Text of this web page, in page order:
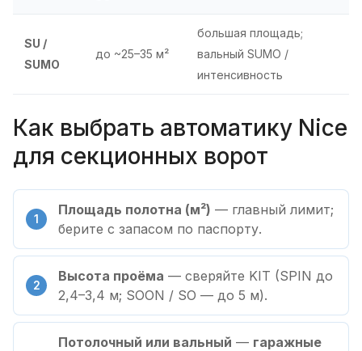
SU /
SUMO
до ~25–35 м²
большая площадь;
вальный SUMO /
интенсивность
Как выбрать автоматику Nice
для секционных ворот
Площадь полотна (м²) — главный лимит;
берите с запасом по паспорту.
Высота проёма — сверяйте KIT (SPIN до
2,4–3,4 м; SOON / SO — до 5 м).
Потолочный или вальный — гаражные